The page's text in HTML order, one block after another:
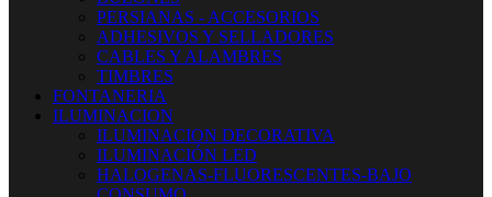
PERSIANAS - ACCESORIOS
ADHESIVOS Y SELLADORES
CABLES Y ALAMBRES
TIMBRES
FONTANERIA
ILUMINACION
ILUMINACION DECORATIVA
ILUMINACIÓN LED
HALOGENAS-FLUORESCENTES-BAJO